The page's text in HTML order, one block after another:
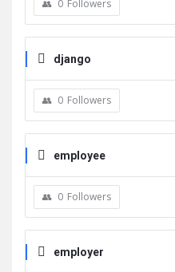
0 Followers
django
0 Followers
employee
0 Followers
employer